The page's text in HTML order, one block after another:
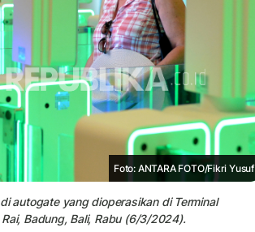
Foto: ANTARA FOTO/Fikri Yusuf
autogate yang dioperasikan di Terminal
Badung, Bali, Rabu (6/3/2024).